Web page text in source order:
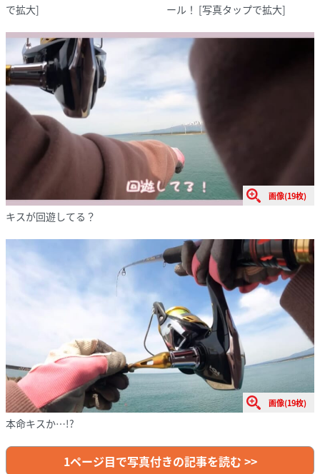
で拡大]
ール！ [写真タップで拡大]
画像(19枚)
キスが回遊してる？
画像(19枚)
本命キスか…!?
1ページ目で写真付きの記事を読む >>